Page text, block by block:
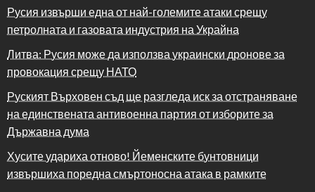
Русия извърши една от най-големите атаки срещу
петролната и газовата индустрия на Украйна
Литва: Русия може да използва украински дронове за
провокация срещу НАТО
Руският Върховен съд ще разгледа иск за отстраняване
на единствената антивоенна партия от изборите за
Държавна дума
Хусите удариха отново! Йеменските бунтовници
извършиха поредна смъртоносна атака в рамките